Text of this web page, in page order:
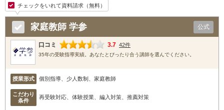
チェックをいれて資料請求（無料）
家庭教師 学参 公式
口コミ 3.7 42件
35年の受験指導実績。あなたとぴったり合う講師を選んでください。
授業形式 個別指導、少人数制、家庭教師
こだわり
条件
再受験対応、体験授業、編入対策、推薦対策